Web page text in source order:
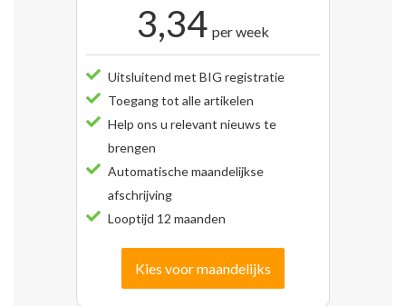
3,34 per week
Uitsluitend met BIG registratie
Toegang tot alle artikelen
Help ons u relevant nieuws te
brengen
Automatische maandelijkse
afschrijving
Looptijd 12 maanden
Kies voor maandelijks